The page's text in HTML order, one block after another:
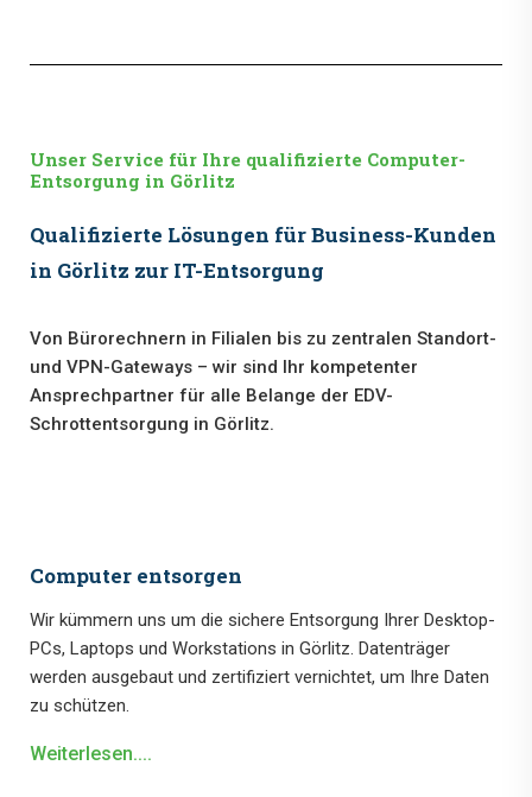
Unser Service für Ihre qualifizierte Computer-
Entsorgung in Görlitz
Qualifizierte Lösungen für Business-Kunden
in Görlitz zur IT-Entsorgung
Von Bürorechnern in Filialen bis zu zentralen Standort-
und VPN-Gateways – wir sind Ihr kompetenter
Ansprechpartner für alle Belange der EDV-
Schrottentsorgung in Görlitz.
Computer entsorgen
Wir kümmern uns um die sichere Entsorgung Ihrer Desktop-
PCs, Laptops und Workstations in Görlitz. Datenträger
werden ausgebaut und zertifiziert vernichtet, um Ihre Daten
zu schützen.
Weiterlesen....